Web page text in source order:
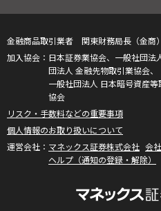
金融商品取引業者 関東財務局長（金商
日本証券業協会、一般社団法
団法人 金融先物取引業協会、
一般社団法人 日本暗号資産
協会
リスク・手数料などの重要事項
個人情報のお取り扱いについて
マネックス証券株式会社 会
ヘルプ（通知の登録・解除）